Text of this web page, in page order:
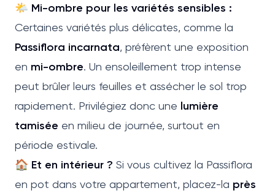
🌤 Mi-ombre pour les variétés sensibles :
Certaines variétés plus délicates, comme la
Passiflora incarnata, préfèrent une exposition
en mi-ombre. Un ensoleillement trop intense
peut brûler leurs feuilles et assécher le sol trop
rapidement. Privilégiez donc une lumière
tamisée en milieu de journée, surtout en
période estivale.
🏠 Et en intérieur ? Si vous cultivez la Passiflora
en pot dans votre appartement, placez-la près